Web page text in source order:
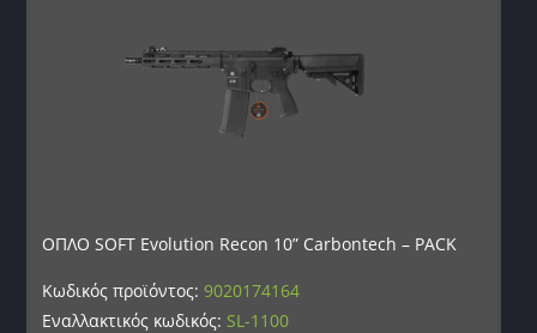
ΟΠΛΟ SOFT Evolution Recon 10” Carbontech – PACK
Κωδικός προϊόντος:9020174164
Εναλλακτικός κωδικός: SL-1100